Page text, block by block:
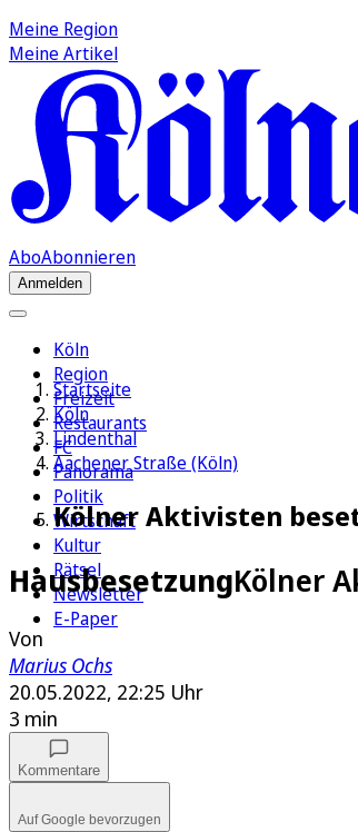
Meine Region
Meine Artikel
AboAbonnieren
Anmelden
Köln
Region
Freizeit
Restaurants
FC
Panorama
Politik
Wirtschaft
Kultur
Rätsel
Newsletter
E-Paper
Startseite
Köln
Lindenthal
Aachener Straße (Köln)
Kölner Aktivisten
HausbesetzungKölner
Von
Marius Ochs
20.05.2022, 22:25 Uhr
3 min
Kommentare
Auf Google bevorzugen